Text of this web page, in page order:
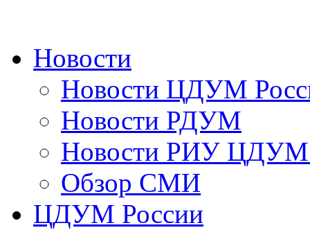
Новости
Новости ЦДУМ
Новости РДУМ
Новости РИУ ЦДУМ
Обзор СМИ
ЦДУМ России